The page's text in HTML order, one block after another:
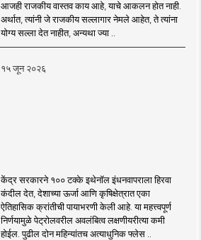
आजही राजकीय वास्तव काय आहे, याचे आकलन होत नाही.
अर्थात, त्यांनी जे राजकीय सल्लागार नेमले आहेत, ते त्यांना
योग्य सल्ला देत नाहीत, अन्यथा ज्या ..
१५ जून २०२६
केंद्र सरकारने १०० टक्के इथेनॉल इंधनवापराला हिरवा
कंदील देत, देशाच्या ऊर्जा आणि कृषिक्षेत्रात एका
ऐतिहासिक क्रांतीची पायाभरणी केली आहे. या महत्त्वपूर्ण
निर्णयामुळे पेट्रोलवरील अवलंबित्व लक्षणीयरीत्या कमी
होईल. पुढील दोन महिन्यांतच अत्याधुनिक फ्लेस ..